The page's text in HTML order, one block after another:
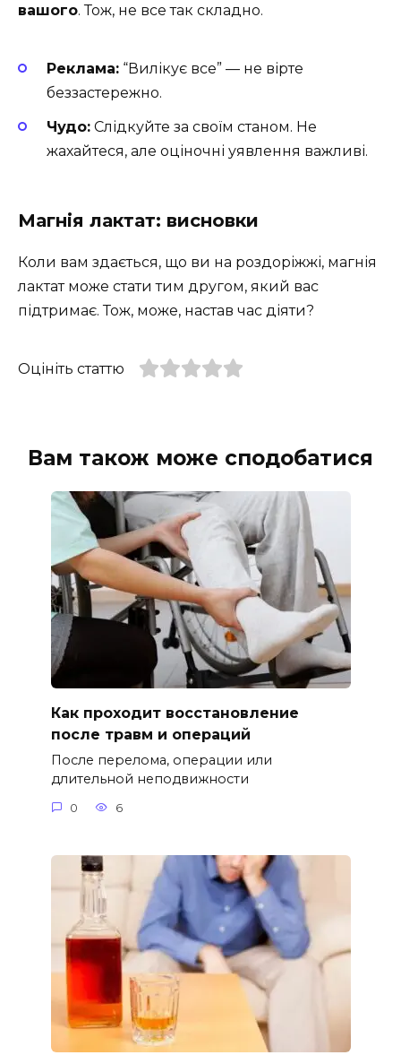
вашого. Тож, не все так складно.
Реклама: “Вилікує все” — не вірте
беззастережно.
Чудо: Слідкуйте за своїм станом. Не
жахайтеся, але оціночні уявлення важливі.
Магнія лактат: висновки
Коли вам здається, що ви на роздоріжжі, магнія
лактат може стати тим другом, який вас
підтримає. Тож, може, настав час діяти?
Оцініть статтю
Вам також може сподобатися
Как проходит восстановление
после травм и операций
После перелома, операции или
длительной неподвижности
0 6